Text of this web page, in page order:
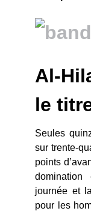
Al-
le
Seules
sur trente-
points
journée et
pour les